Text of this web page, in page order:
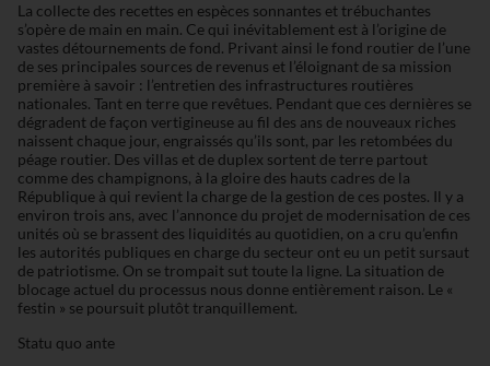
La collecte des recettes en espèces sonnantes et trébuchantes
s’opère de main en main. Ce qui inévitablement est à l’origine de
vastes détournements de fond. Privant ainsi le fond routier de l’une
de ses principales sources de revenus et l’éloignant de sa mission
première à savoir : l’entretien des infrastructures routières
nationales. Tant en terre que revêtues. Pendant que ces dernières se
dégradent de façon vertigineuse au fil des ans de nouveaux riches
naissent chaque jour, engraissés qu’ils sont, par les retombées du
péage routier. Des villas et de duplex sortent de terre partout
comme des champignons, à la gloire des hauts cadres de la
République à qui revient la charge de la gestion de ces postes. Il y a
environ trois ans, avec l’annonce du projet de modernisation de ces
unités où se brassent des liquidités au quotidien, on a cru qu’enfin
les autorités publiques en charge du secteur ont eu un petit sursaut
de patriotisme. On se trompait sut toute la ligne. La situation de
blocage actuel du processus nous donne entièrement raison. Le «
festin » se poursuit plutôt tranquillement.
Statu quo ante